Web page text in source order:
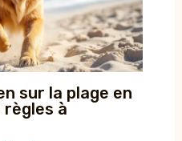
sur la plage en
à